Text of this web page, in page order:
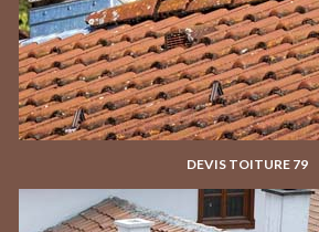
DEVIS TOITURE 79